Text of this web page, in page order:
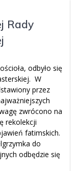
Rady
odbyło się
W
przez
zwrócono na
rekolekcji
fatimskich.
do
odbędzie się